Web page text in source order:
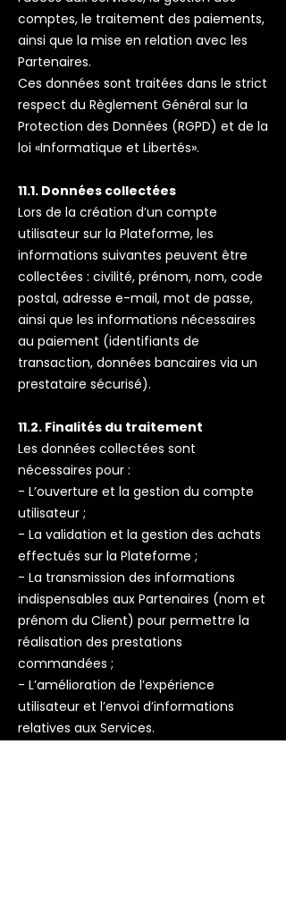
comptes, le traitement des paiements,
ainsi que la mise en relation avec les
Partenaires.
Ces données sont traitées dans le strict
respect du Règlement Général sur la
Protection des Données (RGPD) et de la
loi «Informatique et Libertés».
11.1. Données collectées
Lors de la création d’un compte
utilisateur sur la Plateforme, les
informations suivantes peuvent être
collectées : civilité, prénom, nom, code
postal, adresse e-mail, mot de passe,
ainsi que les informations nécessaires
au paiement (identifiants de
transaction, données bancaires via un
prestataire sécurisé).
11.2. Finalités du traitement
Les données collectées sont
nécessaires pour :
- L’ouverture et la gestion du compte
utilisateur ;
- La validation et la gestion des achats
effectués sur la Plateforme ;
- La transmission des informations
indispensables aux Partenaires (nom et
prénom du Client) pour permettre la
réalisation des prestations
commandées ;
- L’amélioration de l’expérience
utilisateur et l’envoi d’informations
relatives aux Services.